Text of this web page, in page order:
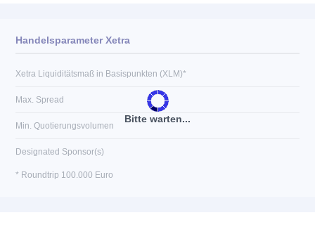
Bitte warten...
Handelsparameter Xetra
Xetra Liquiditätsmaß in Basispunkten (XLM)*
Max. Spread
Min. Quotierungsvolumen
Designated Sponsor(s)
* Roundtrip 100.000 Euro